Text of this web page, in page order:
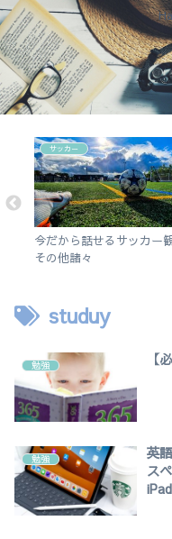
サッカー
今だから話せるサッカー
その他諸々
studuy
勉強 【
勉強
英
ス